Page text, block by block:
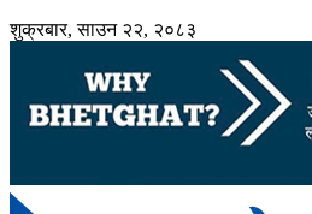
शुक्रबार, साउन २२, २०८३